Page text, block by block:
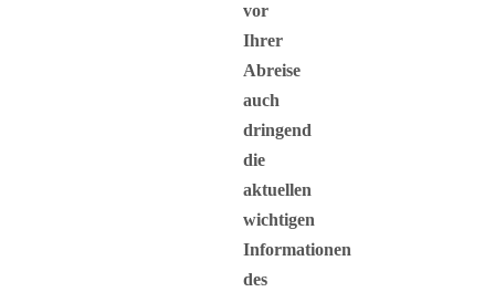
vor
Ihrer
Abreise
auch
dringend
die
aktuellen
wichtigen
Informationen
des